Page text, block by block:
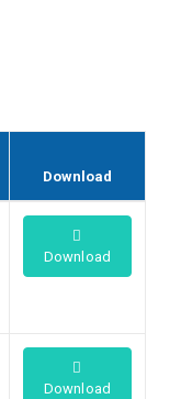
Download
Download
Download